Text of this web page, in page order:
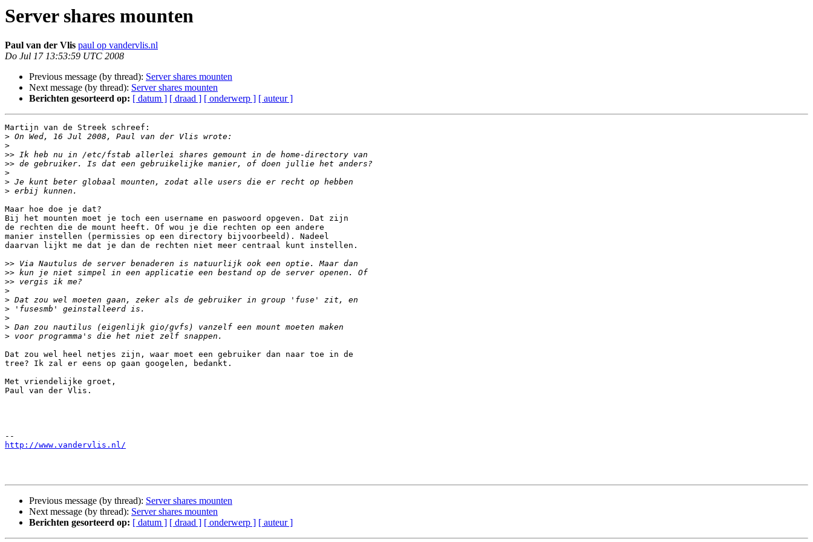
Server shares mounten
Paul van der Vlis paul op vandervlis.nl
Do Jul 17 13:53:59 UTC 2008
Previous message (by thread): Server shares mounten
Next message (by thread): Server shares mounten
Berichten gesorteerd op: [ datum ] [ draad ] [ onderwerp ] [ auteur ]
Martijn van de Streek schreef:
>
>
>>
>>
>
>
>
Maar hoe doe je dat?
Bij het mounten moet je toch een username en paswoord opgeven. Dat zijn
de rechten die de mount heeft. Of wou je die rechten op een andere
manier instellen (permissies op een directory bijvoorbeeld). Nadeel
daarvan lijkt me dat je dan de rechten niet meer centraal kunt instellen.
>>
>>
>>
>
>
>
>
>
>
Dat zou wel heel netjes zijn, waar moet een gebruiker dan naar toe in de
tree? Ik zal er eens op gaan googelen, bedankt.
Met vriendelijke groet,
Paul van der Vlis.
http://www.vandervlis.nl/
Previous message (by thread): Server shares mounten
Next message (by thread): Server shares mounten
Berichten gesorteerd op: [ datum ] [ draad ] [ onderwerp ] [ auteur ]